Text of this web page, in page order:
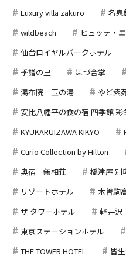
Luxury villa zakuro
名泉
wildbeach
ヒュッテ・
仙台ロイヤルパークホテル
季譜の里
はづ合掌
湯布院 玉の湯
やど紫
安比八幡平の食の宿 四季館 彩
KYUKARUIZAWA KIKYO
Curio Collection by Hilton
奥宿 無相荘
橋津屋 別
リゾートホテル
木曽駒
ザ タワーホテル
軽井沢
東京ステーションホテル
THE TOWER HOTEL
皆